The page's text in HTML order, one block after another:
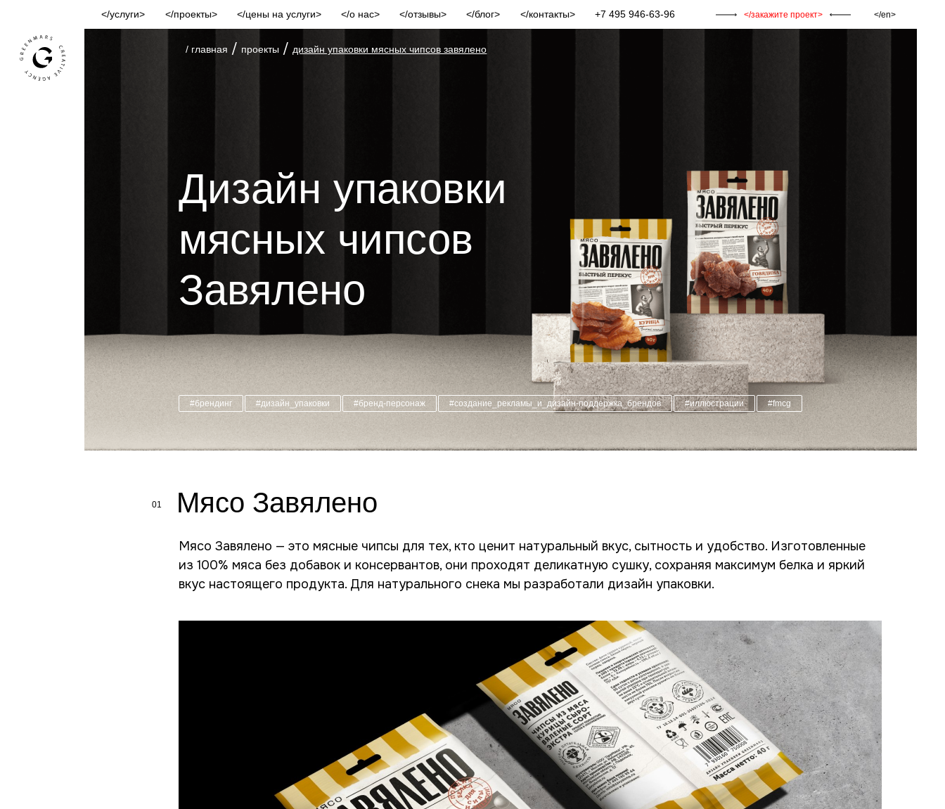
услуги проекты цены на услуги о нас отзывы блог контакты +7 495 946-63-96 закажите проект en
/ главная / проекты /дизайн упаковки мясных чипсов завялено
Дизайн упаковки
мясных чипсов
Завялено
#брендинг #дизайн_упаковки #бренд-персонаж #создание_рекламы_и_дизайн-поддержка_брендов #иллюстрации #fmcg
01 Мясо Завялено
Мясо Завялено — это мясные чипсы для тех, кто ценит натуральный вкус, сытность и удобство. Изготовленные
из 100% мяса без добавок и консервантов, они проходят деликатную сушку, сохраняя максимум белка и яркий
вкус настоящего продукта. Для натурального снека мы разработали дизайн упаковки.